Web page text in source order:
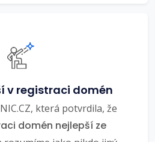
v registraci domén
která potvrdila, že
domén nejlepší ze